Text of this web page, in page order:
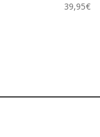
39,95€